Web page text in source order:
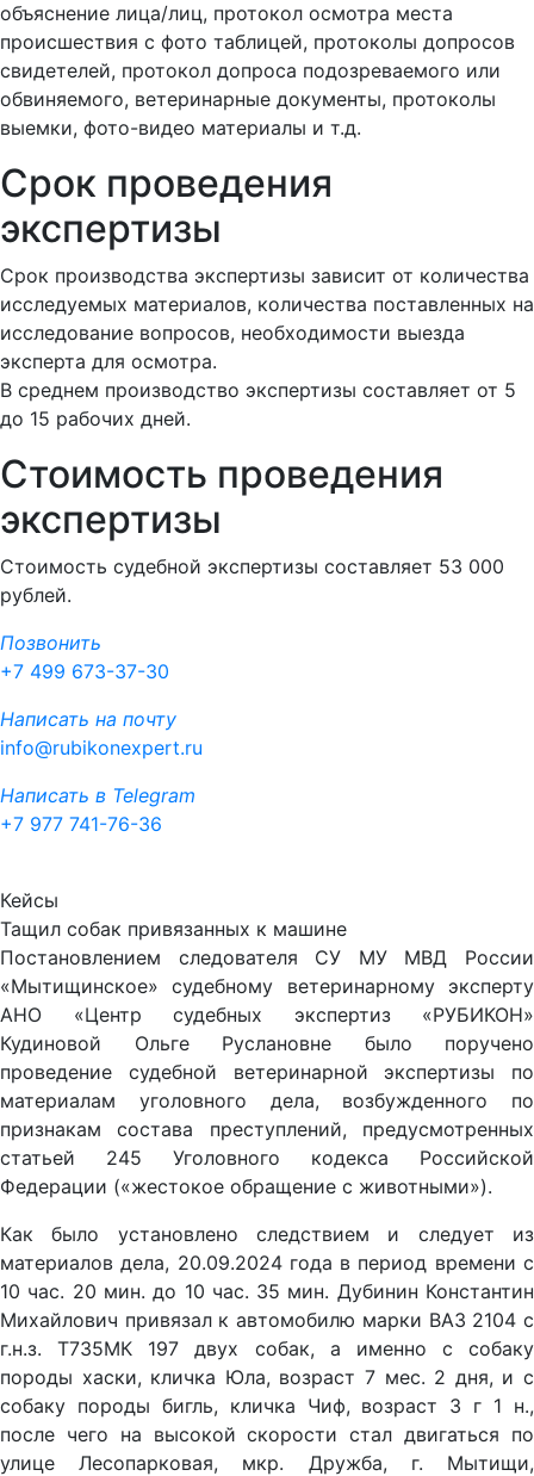
объяснение лица/лиц, протокол осмотра места
происшествия с фото таблицей, протоколы допросов
свидетелей, протокол допроса подозреваемого или
обвиняемого, ветеринарные документы, протоколы
выемки, фото-видео материалы и т.д.
Срок проведения
экспертизы
Срок производства экспертизы зависит от количества
исследуемых материалов, количества поставленных на
исследование вопросов, необходимости выезда
эксперта для осмотра.
В среднем производство экспертизы составляет от 5
до 15 рабочих дней.
Стоимость проведения
экспертизы
Стоимость судебной экспертизы составляет 53 000
рублей.
Позвонить
+7 499 673-37-30
Написать на почту
info@rubikonexpert.ru
Написать в Telegram
+7 977 741-76-36
Кейсы
Тащил собак привязанных к машине
Постановлением следователя СУ МУ МВД России
«Мытищинское» судебному ветеринарному эксперту
АНО «Центр судебных экспертиз «РУБИКОН»
Кудиновой Ольге Руслановне было поручено
проведение судебной ветеринарной экспертизы по
материалам уголовного дела, возбужденного по
признакам состава преступлений, предусмотренных
статьей 245 Уголовного кодекса Российской
Федерации («жестокое обращение с животными»).
Как было установлено следствием и следует из
материалов дела, 20.09.2024 года в период времени с
10 час. 20 мин. до 10 час. 35 мин. Дубинин Константин
Михайлович привязал к автомобилю марки ВАЗ 2104 с
г.н.з. Т735МК 197 двух собак, а именно с собаку
породы хаски, кличка Юла, возраст 7 мес. 2 дня, и с
собаку породы бигль, кличка Чиф, возраст 3 г 1 н.,
после чего на высокой скорости стал двигаться по
улице Лесопарковая, мкр. Дружба, г. Мытищи,